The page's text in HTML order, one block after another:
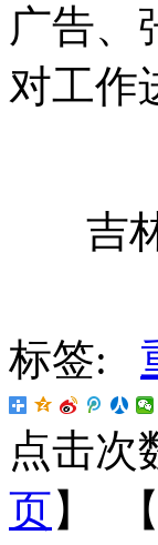
广告、
对工作
吉林
标签:
点击次
页】 【